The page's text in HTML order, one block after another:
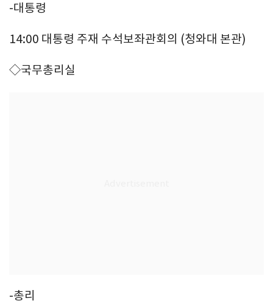
-대통령
14:00 대통령 주재 수석보좌관회의 (청와대 본관)
◇국무총리실
-총리